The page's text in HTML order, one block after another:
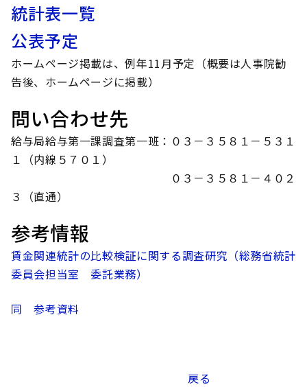
統計表一覧
公表予定
ホームページ掲載は、例年11月予定（概要は人事院勧
告後、ホームページに掲載）
問い合わせ先
給与局給与第一課調査第一班：０３－３５８１－５３１
１（内線５７０１）
０３－３５８１－４０２
３（直通）
参考情報
賃金関連統計の比較検証に関する調査研究（総務省統計
委員会担当室 委託業務）
同 参考資料
戻る